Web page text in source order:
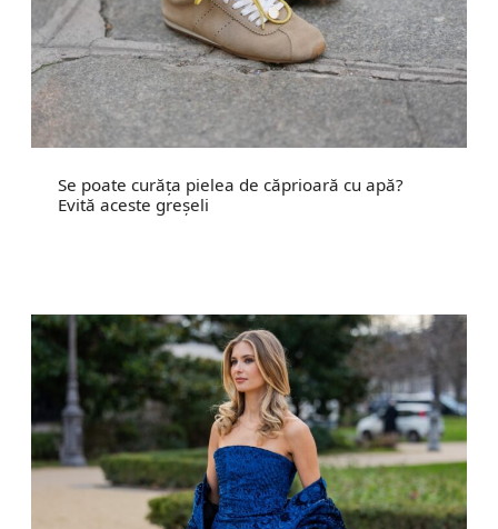
Se poate curăța pielea de căprioară cu apă?
Evită aceste greșeli